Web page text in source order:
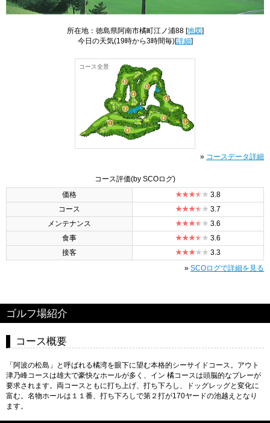
所在地：徳島県阿南市橘町江ノ浦88 [ 地図
今日の天気(19時から3時間毎)[ 詳細
コース全景
» コースデータ詳細
コース評価(by SCOログ)
価格
3.8
コース
3.7
メンテナンス
3.6
食事
3.6
接客
3.3
» SCOログで詳細を見る
ゴルフ場紹介
コース概要
「阿波の松島」と呼ばれる橘湾を眼下に望む本格的シーサイドコース。アウト
津乃峰コースは雄大で豪快なホールが多く、イン 橘コースは頭脳的なプレーが
要求されます。両コースともに打ち上げ、打ち下ろし、ドッグレッグと変化に
富む。名物ホールは１１番、打ち下ろしで第２打が170ヤードの池越えとなり
ます。